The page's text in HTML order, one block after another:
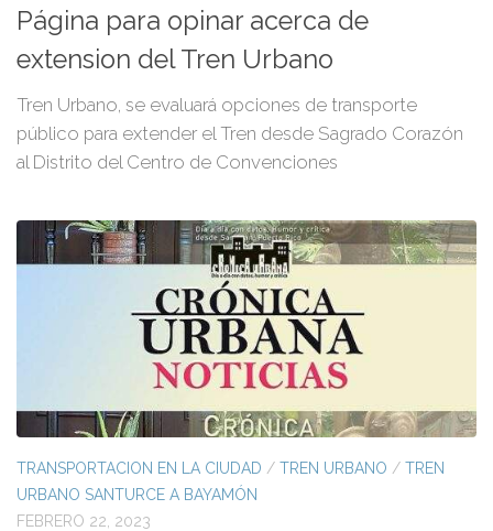
Página para opinar acerca de
extension del Tren Urbano
Tren Urbano, se evaluará opciones de transporte
público para extender el Tren desde Sagrado Corazón
al Distrito del Centro de Convenciones
TRANSPORTACION EN LA CIUDAD / TREN URBANO / TREN
URBANO SANTURCE A BAYAMÓN
FEBRERO 22, 2023